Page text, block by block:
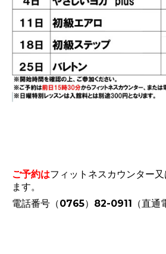
ご予約はフィットネスカウンター
ます。
電話番号（0765）82-0911（直通